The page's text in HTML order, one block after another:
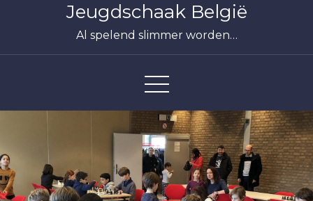
Jeugdschaak België
Al spelend slimmer worden…